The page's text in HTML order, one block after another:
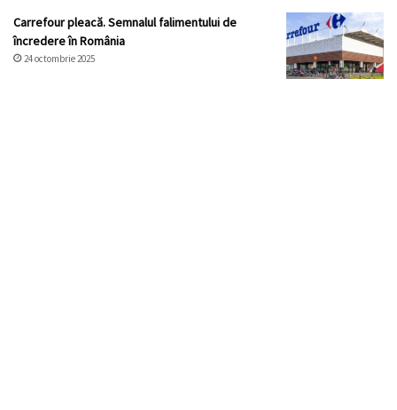
Carrefour pleacă. Semnalul falimentului de
încredere în România
24 octombrie 2025